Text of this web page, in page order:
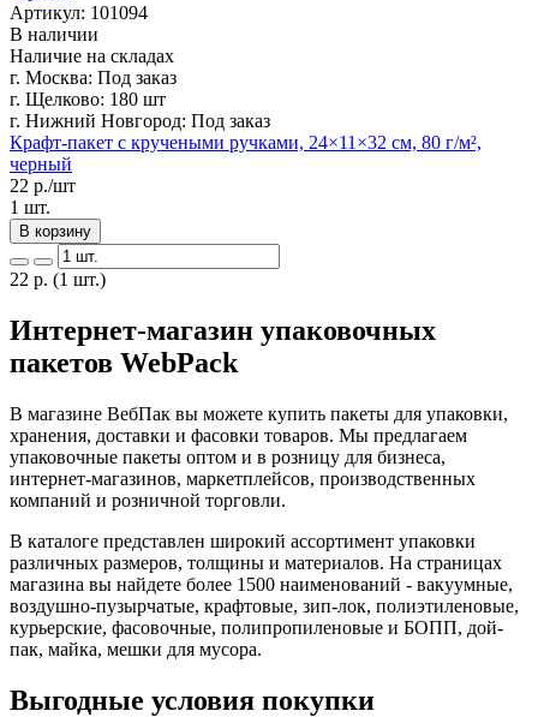
Артикул: 101094
В наличии
Наличие на складах
г. Москва: Под заказ
г. Щелково: 180 шт
г. Нижний Новгород: Под заказ
Крафт-пакет с кручеными ручками, 24×11×32 см, 80 г/м²,
черный
22 р./шт
1 шт.
В корзину
22 р. (1 шт.)
Интернет-магазин упаковочных
пакетов WebPack
В магазине ВебПак вы можете купить пакеты для упаковки,
хранения, доставки и фасовки товаров. Мы предлагаем
упаковочные пакеты оптом и в розницу для бизнеса,
интернет-магазинов, маркетплейсов, производственных
компаний и розничной торговли.
В каталоге представлен широкий ассортимент упаковки
различных размеров, толщины и материалов. На страницах
магазина вы найдете более 1500 наименований - вакуумные,
воздушно-пузырчатые, крафтовые, зип-лок, полиэтиленовые,
курьерские, фасовочные, полипропиленовые и БОПП, дой-
пак, майка, мешки для мусора.
Выгодные условия покупки